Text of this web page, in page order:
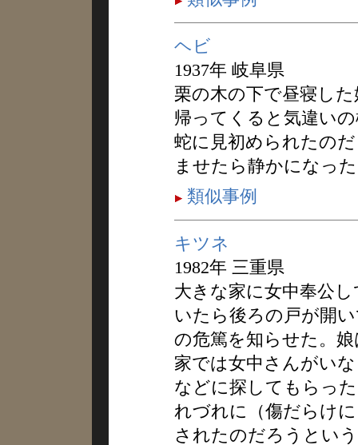
ヘビ
1937年 岐阜県
栗の木の下で昼寝し
帰ってくると気違い
蛇に見初められたの
ませたら静かになっ
類似事例
キツネ
1982年 三重県
大きな家に女中奉公
いたら後ろの戸が開
の危篤を知らせた。
家では女中さんがい
などに探してもらっ
れづれに（傷だらけ
されたのだろうとい